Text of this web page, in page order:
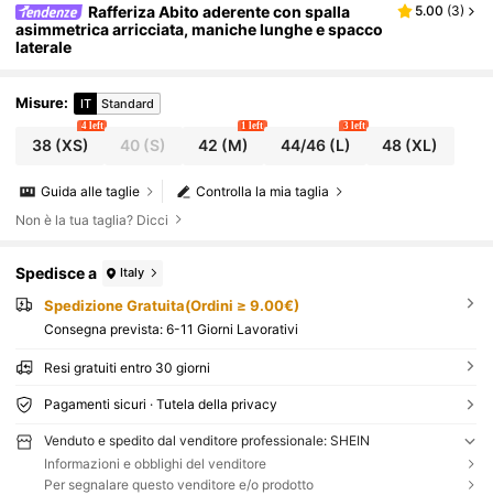
Rafferiza Abito aderente con spalla
asimmetrica arricciata, maniche lunghe e spacco
laterale
5.00 (3)
Misure: IT Standard
38(XS)
4 left
40 (S) 42 (M)
1 left
44/46(L)
3 left
48 (XL)
Controlla la mia taglia
Guida alle taglie
Non è la tua taglia? Dicci
Spedisce a Italy
Spedizione Gratuita(Ordini ≥ 9.00€)
Consegna prevista: 6-11 Giorni Lavorativi
Resi gratuiti entro 30 giorni
Pagamenti sicuri · Tutela della privacy
Venduto e spedito dal venditore professionale: SHEIN
Informazioni e obblighi del venditore
Per segnalare questo venditore e/o prodotto